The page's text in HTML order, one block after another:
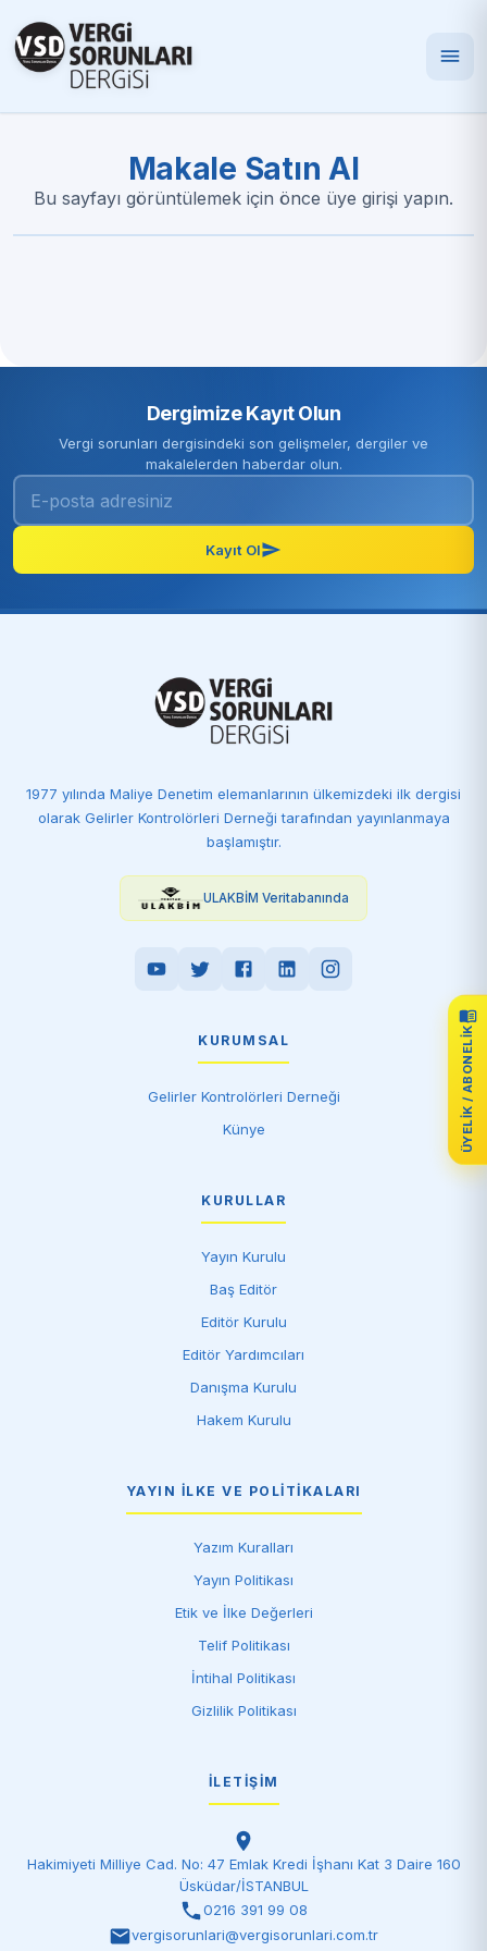
ÜYELIK / ABONELIK
Makale Satın Al
Bu sayfayı görüntülemek için önce üye girişi yapın.
Dergimize Kayıt Olun
Vergi sorunları dergisindeki son gelişmeler, dergiler ve
makalelerden haberdar olun.
Kayıt Ol
1977 yılında Maliye Denetim elemanlarının ülkemizdeki ilk dergisi
olarak Gelirler Kontrolörleri Derneği tarafından yayınlanmaya
başlamıştır.
ULAKBİM Veritabanında
KURUMSAL
Gelirler Kontrolörleri Derneği
Künye
KURULLAR
Yayın Kurulu
Baş Editör
Editör Kurulu
Editör Yardımcıları
Danışma Kurulu
Hakem Kurulu
YAYIN İLKE VE POLITIKALARI
Yazım Kuralları
Yayın Politikası
Etik ve İlke Değerleri
Telif Politikası
İntihal Politikası
Gizlilik Politikası
İLETIŞIM
Hakimiyeti Milliye Cad. No: 47 Emlak Kredi İşhanı Kat 3 Daire 160
Üsküdar/İSTANBUL
0216 391 99 08
vergisorunlari@vergisorunlari.com.tr